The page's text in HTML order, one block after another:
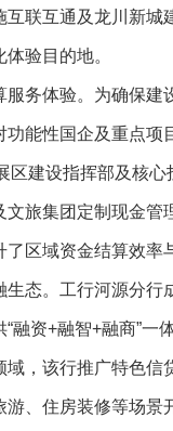
联互通及龙川新
验目的地。
服务体验。为确保
能性国企及重点
区建设指挥部及核
旅集团定制现金
区域资金结算效率
态。工行河源分行
融资+融智+融商”
，该行推广特色
、住房装修等场景